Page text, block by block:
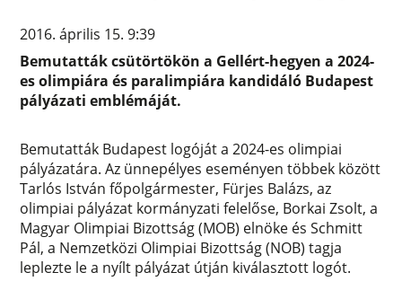
2016. április 15. 9:39
Bemutatták csütörtökön a Gellért-hegyen a 2024-
es olimpiára és paralimpiára kandidáló Budapest
pályázati emblémáját.
Bemutatták Budapest logóját a 2024-es olimpiai
pályázatára. Az ünnepélyes eseményen többek között
Tarlós István főpolgármester, Fürjes Balázs, az
olimpiai pályázat kormányzati felelőse, Borkai Zsolt, a
Magyar Olimpiai Bizottság (MOB) elnöke és Schmitt
Pál, a Nemzetközi Olimpiai Bizottság (NOB) tagja
leplezte le a nyílt pályázat útján kiválasztott logót.